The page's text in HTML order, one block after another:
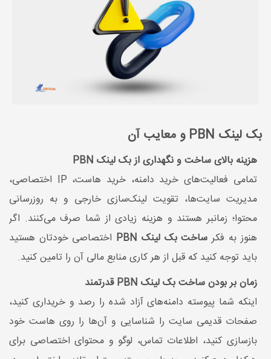
بک لینک PBN و معایب آن
هزینه بالای ساخت و نگهداری از بک لینک PBN
تمامی فعالیت‌های خرید دامنه، خرید هاست، IP اختصاصی،
مدیریت سایت‌ها، تقویت لینک‌سازی خارجی و به روزرسانی
محتوا؛ زمانبر هستند و هزینه زیادی از شما صرف می‌کنند. اگر
هنوز به فکر ساخت بک لینک PBN
اختصاصی خودتان هستید
باید توجه کنید که قبل از هر کاری منابع مالی آن را تامین کنید.
زمان بر بودن ساخت بک لینک PBN قدرتمند
اینکه شما پیوسته دامنه‌های آزاد شده را رصد و خریداری کنید،
صفحات قدیمی سایت را شناسایی و آن‌ها را روی هاست خود
بازسازی کنید، اطلاعات تماس، لوگو و محتوای اختصاصی برای